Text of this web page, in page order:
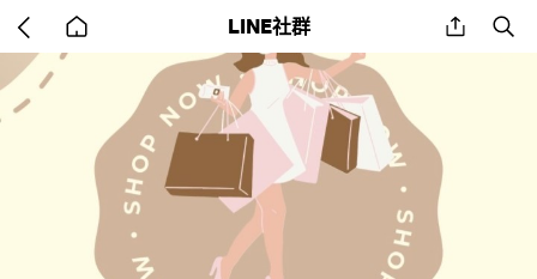
back
to
LINE社群 share